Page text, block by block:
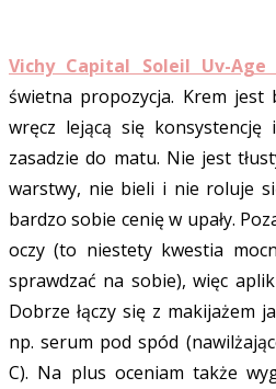
Vichy Capital Soleil Uv-Age
świetna propozycja. Krem jest
wręcz lejącą się konsystencję
zasadzie do matu. Nie jest
warstwy, nie bieli i nie roluje
bardzo sobie cenię w upały.
oczy (to niestety kwestia
sprawdzać na sobie), więc
Dobrze łączy się z makijażem
np. serum pod spód
C). Na plus oceniam także